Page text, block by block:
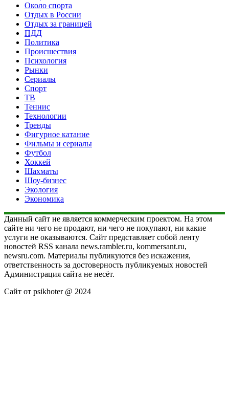
Около спорта
Отдых в России
Отдых за границей
ПДД
Политика
Происшествия
Психология
Рынки
Сериалы
Спорт
ТВ
Теннис
Технологии
Тренды
Фигурное катание
Фильмы и сериалы
Футбол
Хоккей
Шахматы
Шоу-бизнес
Экология
Экономика
Данный сайт не является коммерческим проектом. На этом
сайте ни чего не продают, ни чего не покупают, ни какие
услуги не оказываются. Сайт представляет собой ленту
новостей RSS канала news.rambler.ru, kommersant.ru,
newsru.com. Материалы публикуются без искажения,
ответственность за достоверность публикуемых новостей
Администрация сайта не несёт.
Сайт от psikhoter @ 2024